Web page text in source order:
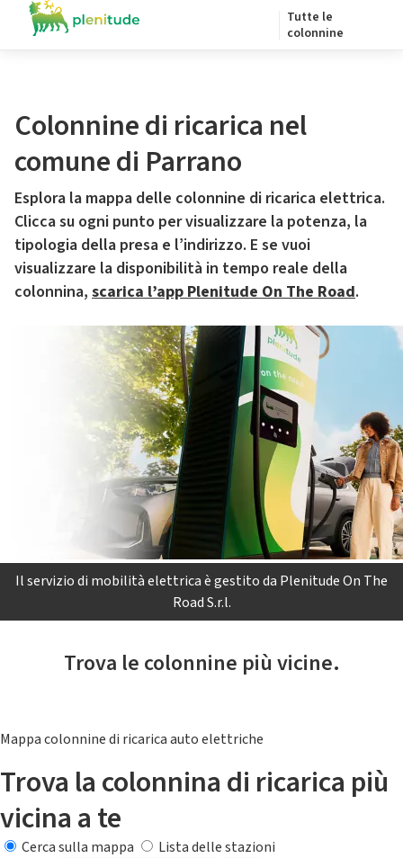
Tutte le
colonnine
Colonnine di ricarica nel
comune di Parrano
Esplora la mappa delle colonnine di ricarica elettrica.
Clicca su ogni punto per visualizzare la potenza, la
tipologia della presa e l’indirizzo. E se vuoi
visualizzare la disponibilità in tempo reale della
colonnina, scarica l’app Plenitude On The Road.
Il servizio di mobilità elettrica è gestito da Plenitude On The
Road S.r.l.
Trova le colonnine più vicine.
Mappa colonnine di ricarica auto elettriche
Trova la colonnina di ricarica più
vicina a te
Cerca sulla mappa
Lista delle stazioni